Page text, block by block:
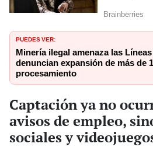
PUEDES VER:
Minería ilegal amenaza las
denuncian expansión de más de
procesamiento
Captación ya no
avisos de empleo,
sociales y